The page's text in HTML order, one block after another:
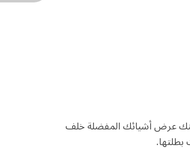
عرض أشيائك المفضلة خلف